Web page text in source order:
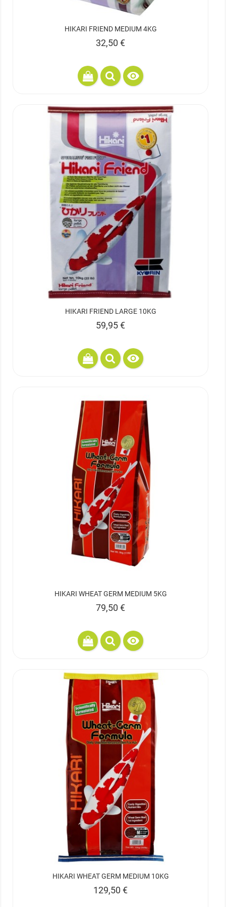
HIKARI FRIEND MEDIUM 4KG
Prix
32,50 €

HIKARI FRIEND LARGE 10KG
Prix
59,95 €

HIKARI WHEAT GERM MEDIUM 5KG
Prix
79,50 €

HIKARI WHEAT GERM MEDIUM 10KG
Prix
129,50 €